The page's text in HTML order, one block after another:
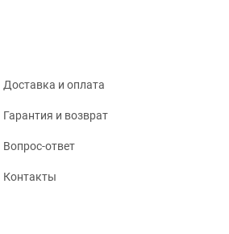
Доставка и оплата
Гарантия и возврат
Вопрос-ответ
Контакты